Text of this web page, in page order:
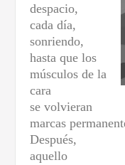
despacio,
cada día,
sonriendo,
hasta que los
músculos de la
cara
se volvieran
marcas
Después,
aquello